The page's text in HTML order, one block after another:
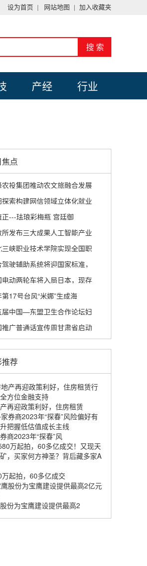
设为首页 | 网站地图 | 加入收藏夹
产经 行业
点
农投集团推动农文旅融合发展
探索构建网信领域立体化就业
正---珐琅彩梅瓶 宫廷御
所发布三大成果人工智能产业
三峡职业技术学院实现全国职
驾驶辅助系统将迎国家标准，
电动两轮车将入局日本，现存
第17号台风“米娜”生成海
届中国—东盟卫生合作论坛妇
推广普通话宣传周甘肃省启动
荐
再迎政策利好，住房租赁
商2023年“探春”风
万起拍，60多亿成交
份为宝鹰建设提供最高2